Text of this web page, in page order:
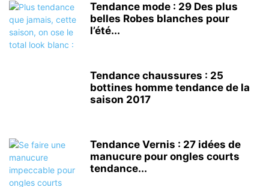
Tendance mode : 29 Des plus
belles Robes blanches pour
l’été...
Tendance chaussures : 25
bottines homme tendance de la
saison 2017
Tendance Vernis : 27 idées de
manucure pour ongles courts
tendance...